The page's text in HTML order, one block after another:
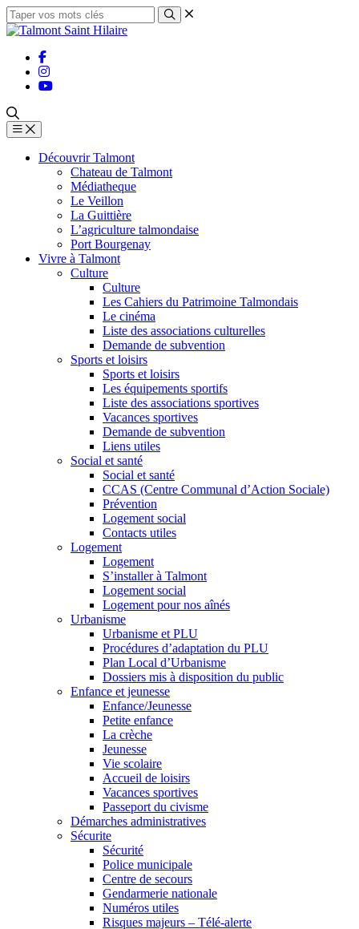
Découvrir Talmont
Chateau de Talmont
Médiatheque
Le Veillon
La Guittière
L’agriculture talmondaise
Port Bourgenay
Vivre à Talmont
Culture
Culture
Les Cahiers du Patrimoine Talmondais
Le cinéma
Liste des associations culturelles
Demande de subvention
Sports et loisirs
Sports et loisirs
Les équipements sportifs
Liste des associations sportives
Vacances sportives
Demande de subvention
Liens utiles
Social et santé
Social et santé
CCAS (Centre Communal d’Action Sociale)
Prévention
Logement social
Contacts utiles
Logement
Logement
S’installer à Talmont
Logement social
Logement pour nos aînés
Urbanisme
Urbanisme et PLU
Procédures d’adaptation du PLU
Plan Local d’Urbanisme
Dossiers mis à disposition du public
Enfance et jeunesse
Enfance/Jeunesse
Petite enfance
La crèche
Jeunesse
Vie scolaire
Accueil de loisirs
Vacances sportives
Passeport du civisme
Démarches administratives
Sécurite
Sécurité
Police municipale
Centre de secours
Gendarmerie nationale
Numéros utiles
Risques majeurs – Télé-alerte